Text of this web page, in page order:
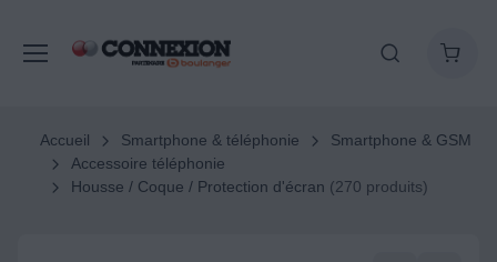
Accueil Smartphone & téléphonie
Smartphone & GSM
Accessoire téléphonie
Housse / Coque / Protection d'écran (270 produits)